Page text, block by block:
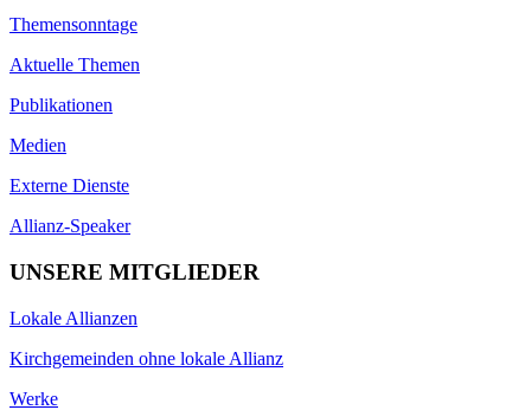
Themensonntage
Aktuelle Themen
Publikationen
Medien
Externe Dienste
Allianz-Speaker
UNSERE MITGLIEDER
Lokale Allianzen
Kirchgemeinden ohne lokale Allianz
Werke